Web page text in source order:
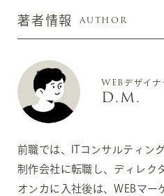
著者情報 AUTHOR
WEBデザイナ
D.M.
前職では、ITコンサルティン
制作会社に転職し、ディレク
オンカに入社後は、WEBマー